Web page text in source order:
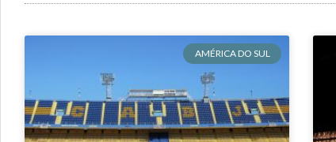
AMÉRICA DO SUL